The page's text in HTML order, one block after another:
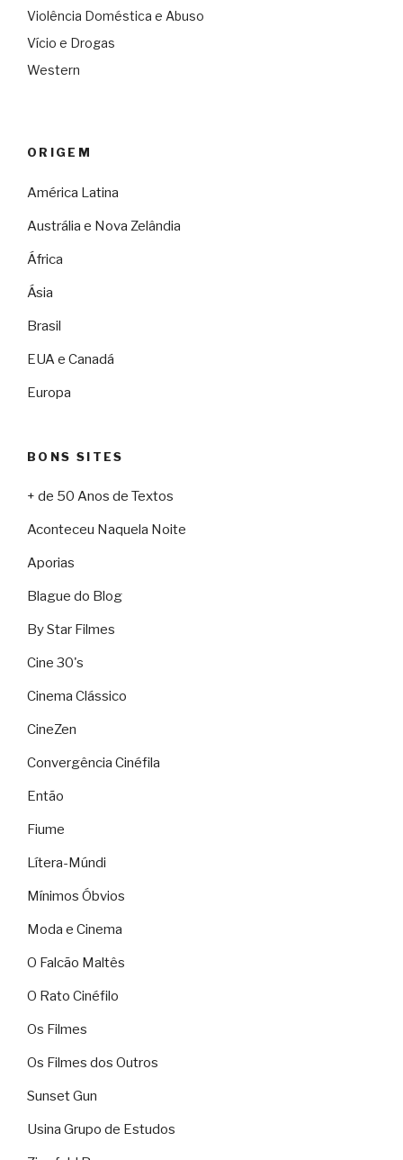
Violência Doméstica e Abuso
Vício e Drogas
Western
ORIGEM
América Latina
Austrália e Nova Zelândia
África
Ásia
Brasil
EUA e Canadá
Europa
BONS SITES
+ de 50 Anos de Textos
Aconteceu Naquela Noite
Aporias
Blague do Blog
By Star Filmes
Cine 30's
Cinema Clássico
CineZen
Convergência Cinéfila
Então
Fiume
Lítera-Múndi
Mínimos Óbvios
Moda e Cinema
O Falcão Maltês
O Rato Cinéfilo
Os Filmes
Os Filmes dos Outros
Sunset Gun
Usina Grupo de Estudos